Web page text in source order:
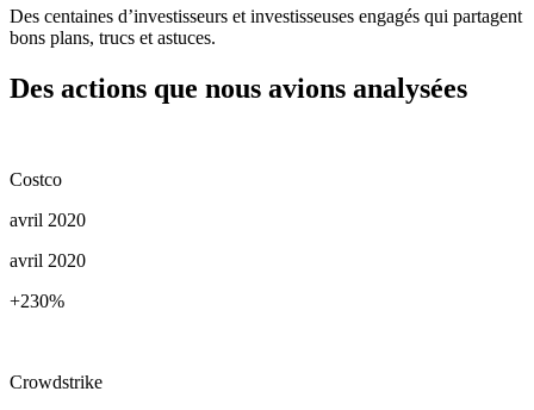
Des centaines d’investisseurs et investisseuses engagés qui partagent
bons plans, trucs et astuces.
Des actions que nous avions analysées
Costco
avril 2020
avril 2020
+230%
Crowdstrike